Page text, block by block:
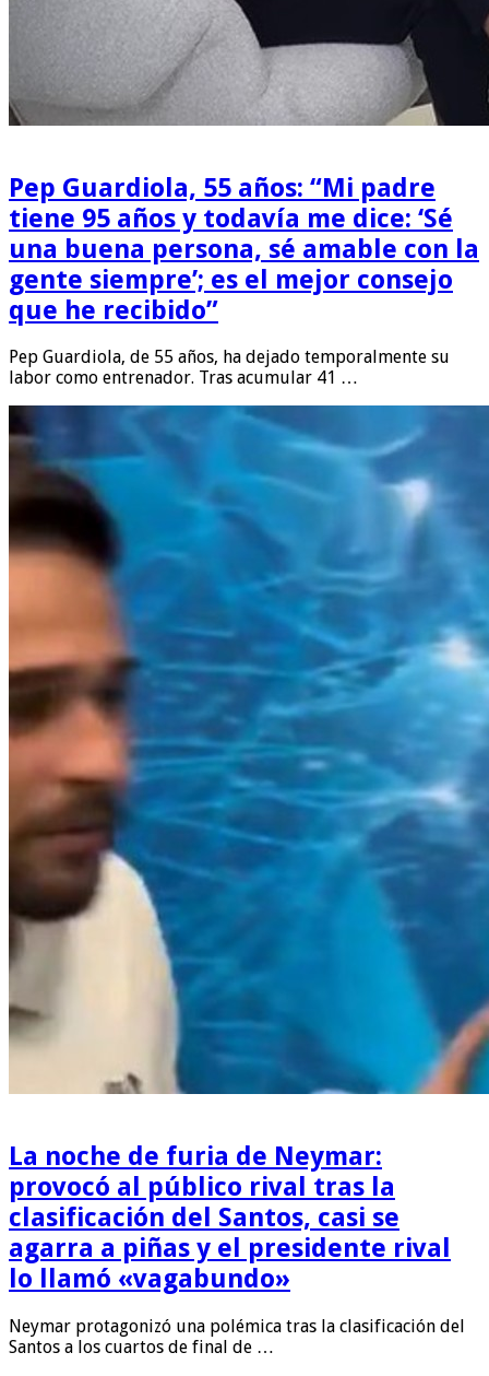
Pep Guardiola, 55 años: “Mi padre
tiene 95 años y todavía me dice: ‘Sé
una buena persona, sé amable con la
gente siempre’; es el mejor consejo
que he recibido”
Pep Guardiola, de 55 años, ha dejado temporalmente su
labor como entrenador. Tras acumular 41 …
La noche de furia de Neymar:
provocó al público rival tras la
clasificación del Santos, casi se
agarra a piñas y el presidente rival
lo llamó «vagabundo»
Neymar protagonizó una polémica tras la clasificación del
Santos a los cuartos de final de …